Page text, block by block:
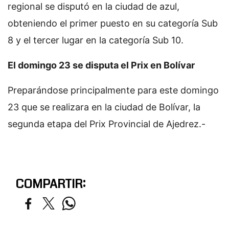
regional se disputó en la ciudad de azul,
obteniendo el primer puesto en su categoría Sub
8 y el tercer lugar en la categoría Sub 10.
El domingo 23 se disputa el Prix en Bolívar
Preparándose principalmente para este domingo
23 que se realizara en la ciudad de Bolívar, la
segunda etapa del Prix Provincial de Ajedrez.-
COMPARTIR: